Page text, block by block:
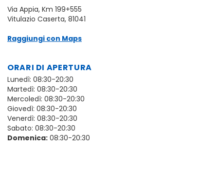
Via Appia, Km 199+555
Vitulazio Caserta, 81041
Raggiungi con Maps
ORARI DI APERTURA
Lunedì: 08:30-20:30
Martedì: 08:30-20:30
Mercoledì: 08:30-20:30
Giovedì: 08:30-20:30
Venerdì: 08:30-20:30
Sabato: 08:30-20:30
Domenica: 08:30-20:30